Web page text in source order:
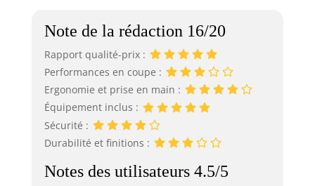
batteries de 4000
mAh, 2 chaînes 6
pouces (dont une
déjà montée), des
équipements de
sécurité (gants et
lunettes), une
bouteille d’huile,
des accessoires
Note de la rédaction 16/20
Rapport qualité-prix :
Performances en coupe :
Ergonomie et prise en main :
Équipement inclus :
Sécurité :
Durabilité et finitions :
Notes des utilisateurs 4.5/5